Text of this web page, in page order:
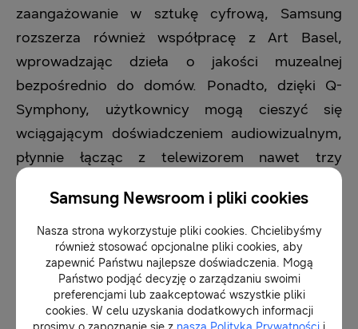
zaangażowanie w sztukę cyfrową, Samsung
rozszerza również współpracę z Art Basel,
wprowadzając dzieła o jakości muzealnej
bezpośrednio do domów. Ponadto, dzięki Q-
Symphony, użytkownicy mogą cieszyć się
wciągającym doświadczeniem audiowizualnym,
płynnie łącząc z telewizorem nawet trzy
urządzenia audio, tym samym osiągając
brzmienie o jakości kinowej.
Ponadto Samsung zapewnia, że telewizory
pozostaną długo inteligentne i bezpieczne –
system Tizen z interfejsem One UI oraz
Samsung Newsroom i pliki cookies
Nasza strona wykorzystuje pliki cookies. Chcielibyśmy
również stosować opcjonalne pliki cookies, aby
zapewnić Państwu najlepsze doświadczenia. Mogą
Państwo podjąć decyzję o zarządzaniu swoimi
preferencjami lub zaakceptować wszystkie pliki
cookies. W celu uzyskania dodatkowych informacji